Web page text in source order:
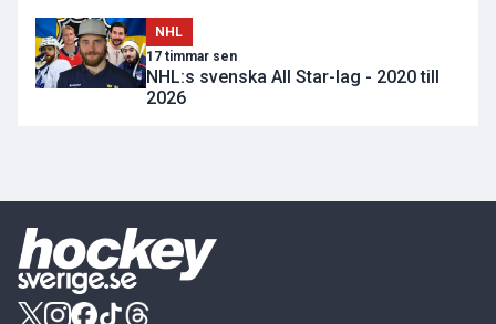
NHL
17 timmar sen
NHL:s svenska All Star-lag - 2020 till
2026